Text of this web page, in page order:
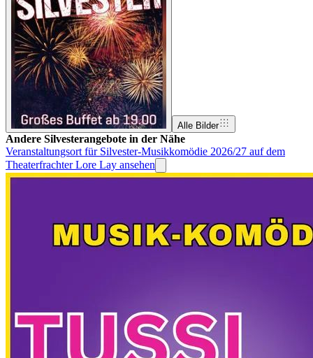
Alle Bilder
Andere Silvesterangebote in der Nähe
Veranstaltungsort für Silvester-Musikkomödie 2026/27 auf dem
Theaterfrachter Lore Lay ansehen